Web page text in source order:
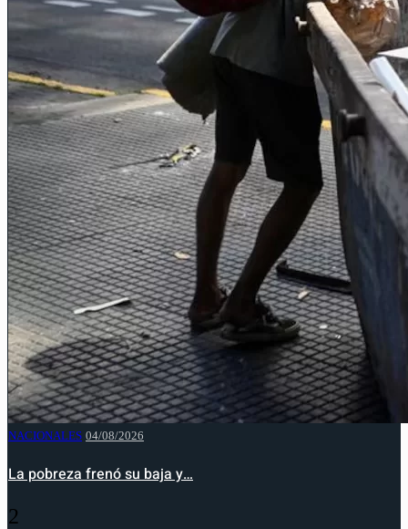
NACIONALES 04/08/2026
La pobreza frenó su baja y…
2